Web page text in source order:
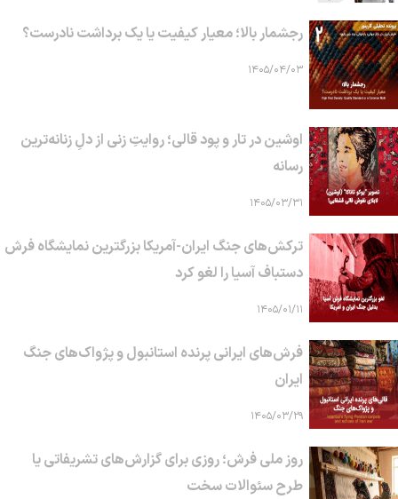
رجشمار بالا؛ معیار کیفیت یا یک برداشت نادرست؟
۱۴۰۵/۰۴/۰۳
اوشین در تار و پود قالی؛ روایتِ زنی از دلِ زنانه‌ترین
رسانه
۱۴۰۵/۰۳/۳۱
ترکش‌های جنگ ایران-آمریکا بزرگترین نمایشگاه فرش
دستباف آسیا را لغو کرد
۱۴۰۵/۰۱/۱۱
فرش‌های ایرانی پرنده استانبول و پژواک‌های جنگ
ایران
۱۴۰۵/۰۳/۲۹
روز ملی فرش؛ روزی برای گزارش‌های تشریفاتی یا
طرح سئوالات سخت